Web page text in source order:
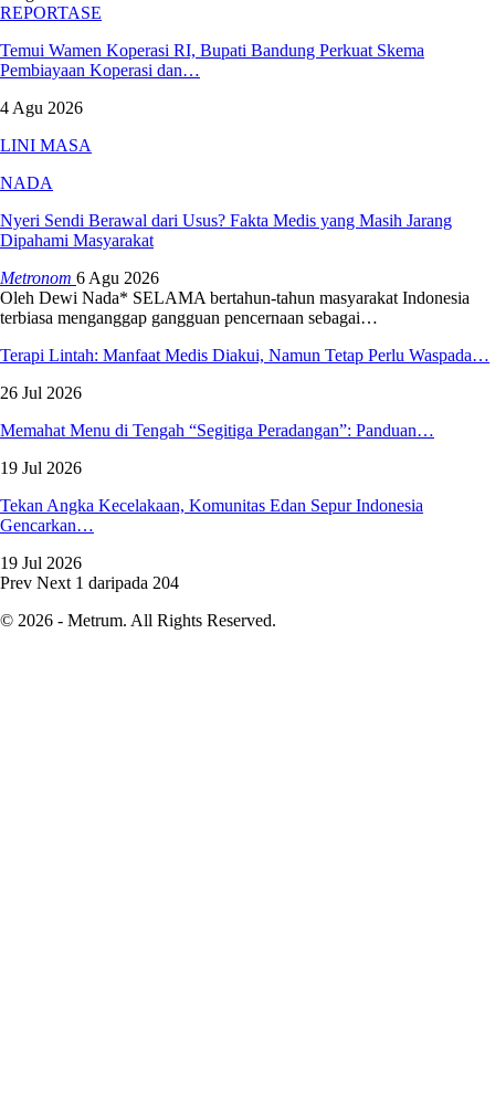
REPORTASE
Temui Wamen Koperasi RI, Bupati Bandung Perkuat Skema
Pembiayaan Koperasi dan…
4 Agu 2026
LINI MASA
NADA
Nyeri Sendi Berawal dari Usus? Fakta Medis yang Masih Jarang
Dipahami Masyarakat
Metronom 6 Agu 2026
Oleh Dewi Nada* SELAMA bertahun-tahun masyarakat Indonesia
terbiasa menganggap gangguan pencernaan sebagai…
Terapi Lintah: Manfaat Medis Diakui, Namun Tetap Perlu Waspada…
26 Jul 2026
Memahat Menu di Tengah “Segitiga Peradangan”: Panduan…
19 Jul 2026
Tekan Angka Kecelakaan, Komunitas Edan Sepur Indonesia
Gencarkan…
19 Jul 2026
Prev Next 1 daripada 204
© 2026 - Metrum. All Rights Reserved.